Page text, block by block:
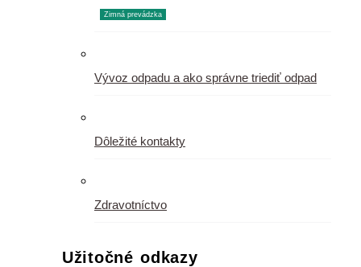
Zimná prevádzka
Vývoz odpadu a ako správne triediť odpad
Dôležité kontakty
Zdravotníctvo
Užitočné odkazy